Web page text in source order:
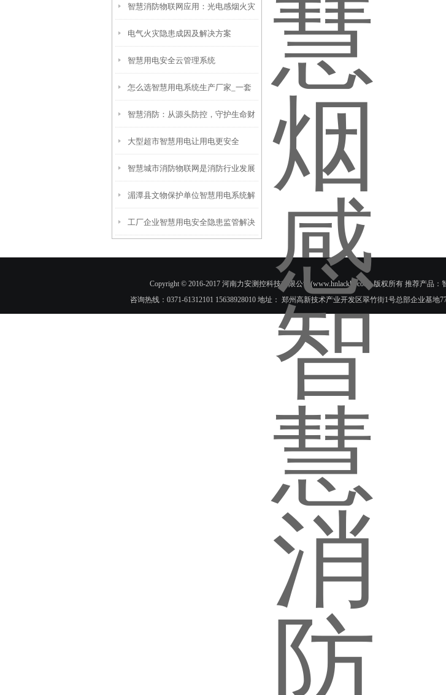
灾于“未燃”
智慧消防物联网应用：光电感烟火灾
探测器（智慧烟感）广泛应用
电气火灾隐患成因及解决方案
智慧用电安全云管理系统
怎么选智慧用电系统生产厂家_一套
智慧用电系统多少钱
智慧消防：从源头防控，守护生命财
产安全
大型超市智慧用电让用电更安全
智慧城市消防物联网是消防行业发展
的必然趋势
湄潭县文物保护单位智慧用电系统解
决方案_古文物为什么要安装智慧用
工厂企业智慧用电安全隐患监管解决
感温感报警器
Copyright © 2016-2017 河南力安测控科技有限公司(www.hnlackkj.com) 版权所有 推荐产品
咨询热线：0371-61312101 15638928010 地址： 郑州高新技术产业开发区翠竹街1号总部企业基地